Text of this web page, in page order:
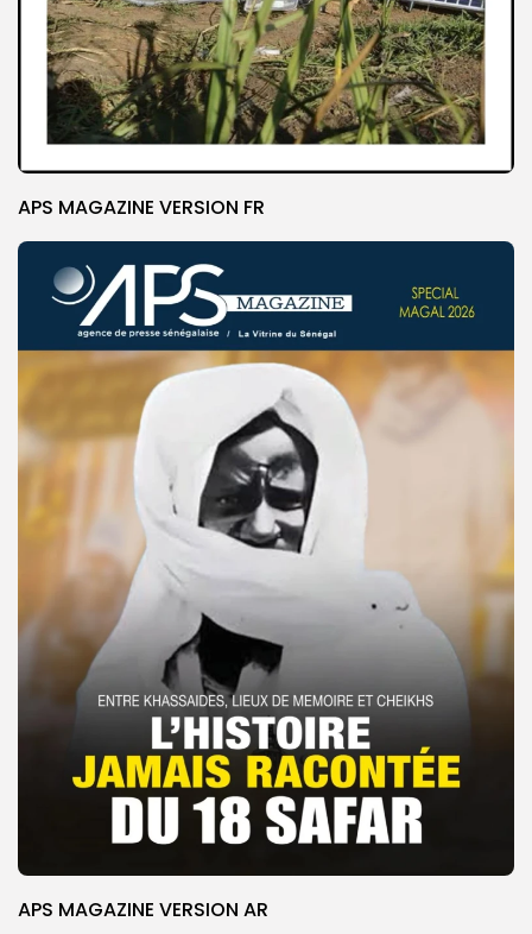
APS MAGAZINE VERSION FR
APS MAGAZINE VERSION AR